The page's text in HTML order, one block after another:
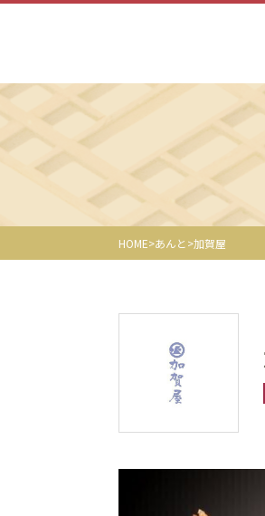
HOME あんと 加賀屋